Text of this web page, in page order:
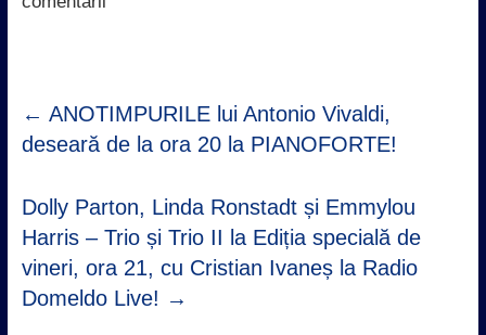
← ANOTIMPURILE lui Antonio Vivaldi,
deseară de la ora 20 la PIANOFORTE!
Dolly Parton, Linda Ronstadt și Emmylou
Harris – Trio și Trio II la Ediția specială de
vineri, ora 21, cu Cristian Ivaneș la Radio
Domeldo Live! →